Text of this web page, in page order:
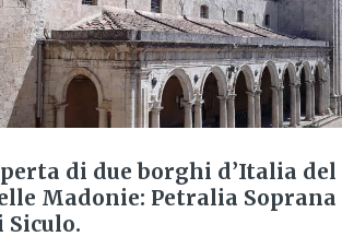
di due borghi d’Italia del
Madonie: Petralia Soprana
Siculo.